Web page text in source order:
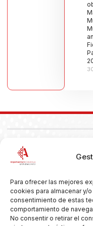
Para ofrecer las mejores
cookies para almacenar y/
consentimiento de estas
comportamiento de
No consentir o retirar el
Politica de Privacidad y